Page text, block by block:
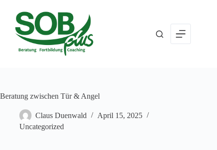
springen
Beratung zwischen Tür & Angel
Claus Duenwald
April 15, 2025
Uncategorized